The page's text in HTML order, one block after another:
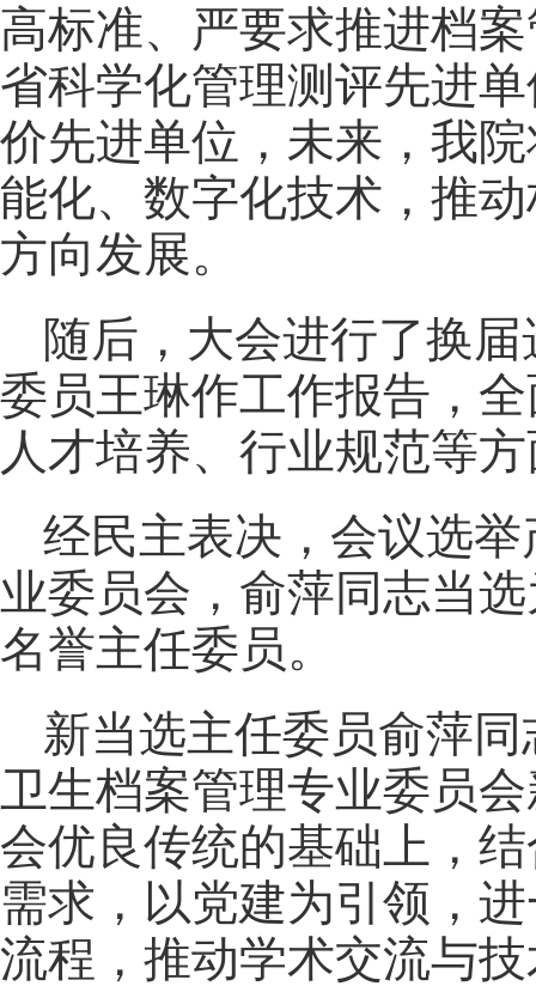
高标准、严要求推进档
省科学化管理测评先进
价先进单位，未来，我
能化、数字化技术，推
方向发展。
随后，大会进行了换
委员王琳作工作报告，
人才培养、行业规范等
经民主表决，会议选
业委员会，俞萍同志当
名誉主任委员。
新当选主任委员俞萍
卫生档案管理专业委员
会优良传统的基础上，
需求，以党建为引领，
流程，推动学术交流与